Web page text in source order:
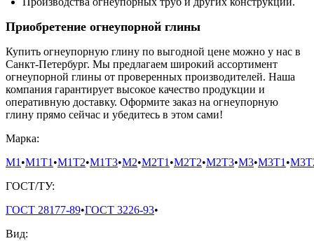
Приобретение огнеупорной глины
Купить огнеупорную глину по выгодной цене можно у нас в
Санкт-Петербург. Мы предлагаем широкий ассортимент
огнеупорной глины от проверенных производителей. Наша
компания гарантирует высокое качество продукции и
оперативную доставку. Оформите заказ на огнеупорную
глину прямо сейчас и убедитесь в этом сами!
Марка:
М1 •М1Т1 •М1Т2•М1Т3•М2•М2Т1 •М2Т2•М2Т3•М3•М3Т1 •
ГОСТ/ТУ:
ГОСТ 28177-89•ГОСТ 3226-93•
Вид: